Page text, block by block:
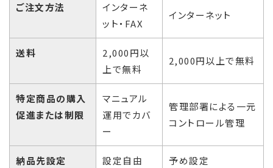
ご注文方法
インターネ
ット・FAX
インターネット
送料
2,000円以
上で無料
2,000円以上で無料
特定商品の購入
促進または制限
マニュアル
運用でカバ
ー
管理部署による一元
コントロール管理
納品先設定 設定自由 予め設定